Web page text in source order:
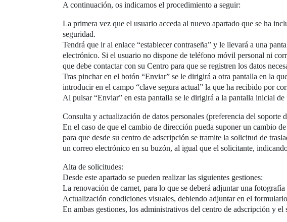
A continuación, os indicamos el procedimiento a seguir:
La primera vez que el usuario acceda al nuevo apartado que se ha
seguridad.
Tendrá que ir al enlace “establecer contraseña” y le llevará a una
electrónico. Si el usuario no dispone de teléfono móvil personal ni
que debe contactar con su Centro para que se registren los datos
Tras pinchar en el botón “Enviar” se le dirigirá a otra pantalla en la
introducir en el campo “clave segura actual” la que ha recibido por
Al pulsar “Enviar” en esta pantalla se le dirigirá a la pantalla inicial
Consulta y actualización de datos personales (preferencia del
En el caso de que el cambio de dirección pueda suponer un cambio
para que desde su centro de adscripción se tramite la solicitud de
un correo electrónico en su buzón, al igual que el solicitante,
Alta de solicitudes:
Desde este apartado se pueden realizar las siguientes gestiones:
La renovación de carnet, para lo que se deberá adjuntar una
Actualización condiciones visuales, debiendo adjuntar en el
En ambas gestiones, los administrativos del centro de adscripción y